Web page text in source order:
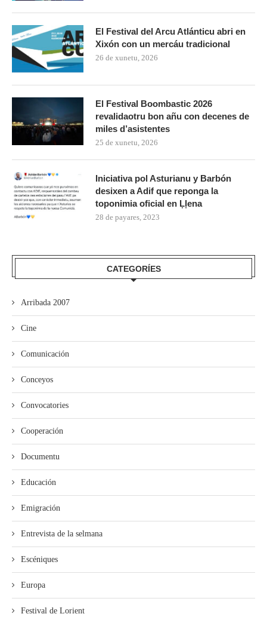
El Festival del Arcu Atlánticu abri en
Xixón con un mercáu tradicional
26 de xunetu, 2026
El Festival Boombastic 2026
revalidaotru bon añu con decenes de
miles d’asistentes
25 de xunetu, 2026
Iniciativa pol Asturianu y Barbón
desixen a Adif que reponga la
toponimia oficial en Ḷḷena
28 de payares, 2023
CATEGORÍES
Arribada 2007
Cine
Comunicación
Conceyos
Convocatories
Cooperación
Documentu
Educación
Emigración
Entrevista de la selmana
Escéniques
Europa
Festival de Lorient